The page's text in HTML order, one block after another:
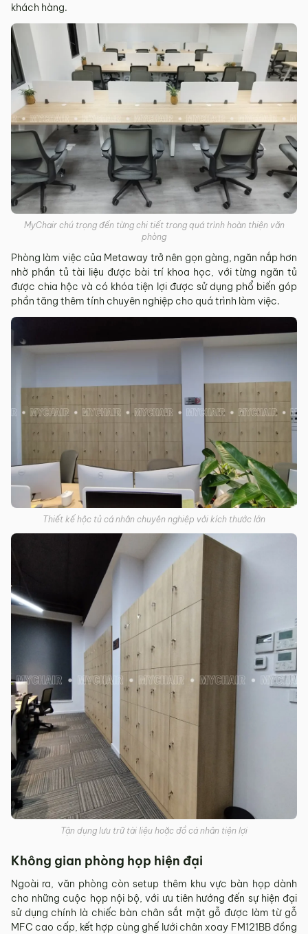
khách hàng.
MyChair chú trọng đến từng chi tiết trong quá trình hoàn thiện văn
phòng
Phòng làm việc của Metaway trở nên gọn gàng, ngăn nắp hơn
nhờ phần tủ tài liệu được bài trí khoa học, với từng ngăn tủ
được chia hộc và có khóa tiện lợi được sử dụng phổ biến góp
phần tăng thêm tính chuyên nghiệp cho quá trình làm việc.
Thiết kế hộc tủ cá nhân chuyên nghiệp với kích thước lớn
Tận dụng lưu trữ tài liệu hoặc đồ cá nhân tiện lợi
Không gian phòng họp hiện đại
Ngoài ra, văn phòng còn setup thêm khu vực bàn họp dành
cho những cuộc họp nội bộ, với ưu tiên hướng đến sự hiện đại
sử dụng chính là chiếc bàn chân sắt mặt gỗ được làm từ gỗ
MFC cao cấp, kết hợp cùng ghế lưới chân xoay FM121BB đồng